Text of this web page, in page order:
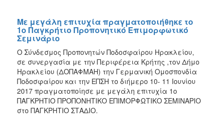
Με μεγάλη επιτυχία πραγματοποιήθηκε το
1ο Παγκρήτιο Προπονητικό Επιμορφωτικό
Σεμινάριο
Ο Σύνδεσμος Προπονητών Ποδοσφαίρου Ηρακλείου,
σε συνεργασία με την Περιφέρεια Κρήτης ,τον Δήμο
Ηρακλείου (ΔΟΠΑΦΜΑΗ) την Γερμανική Ομοσπονδία
Ποδοσφαίρου και την ΕΠΣΗ το διήμερο 10- 11 Ιουνίου
2017 πραγματοποίησε με μεγάλη επιτυχία 1ο
ΠΑΓΚΡΗΤΙΟ ΠΡΟΠΟΝΗΤΙΚΟ ΕΠΙΜΟΡΦΩΤΙΚΟ ΣΕΜΙΝΑΡΙΟ
στο ΠΑΓΚΡΗΤΙΟ ΣΤΑΔΙΟ.